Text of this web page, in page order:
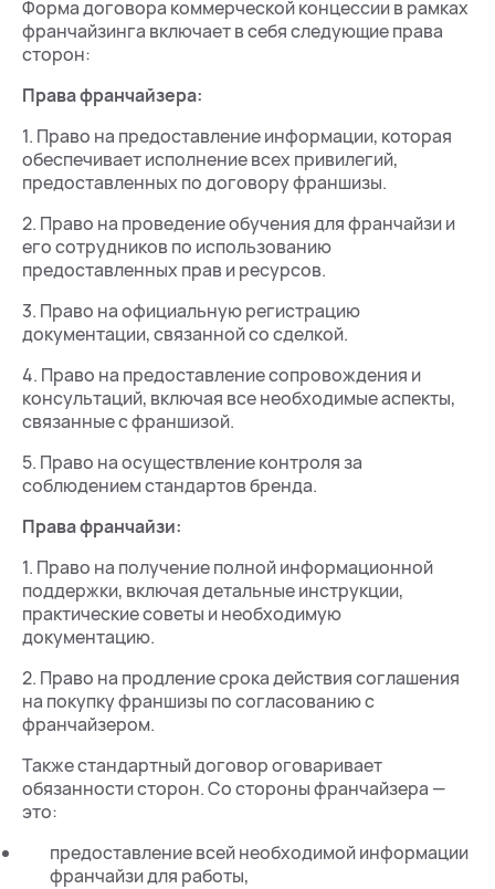
Форма договора коммерческой концессии в рамках
франчайзинга включает в себя следующие права
сторон:
Права франчайзера:
1. Право на предоставление информации, которая
обеспечивает исполнение всех привилегий,
предоставленных по договору франшизы.
2. Право на проведение обучения для франчайзи и
его сотрудников по использованию
предоставленных прав и ресурсов.
3. Право на официальную регистрацию
документации, связанной со сделкой.
4. Право на предоставление сопровождения и
консультаций, включая все необходимые аспекты,
связанные с франшизой.
5. Право на осуществление контроля за
соблюдением стандартов бренда.
Права франчайзи:
1. Право на получение полной информационной
поддержки, включая детальные инструкции,
практические советы и необходимую
документацию.
2. Право на продление срока действия соглашения
на покупку франшизы по согласованию с
франчайзером.
Также стандартный договор оговаривает
обязанности сторон. Со стороны франчайзера —
это:
предоставление всей необходимой информации
франчайзи для работы,